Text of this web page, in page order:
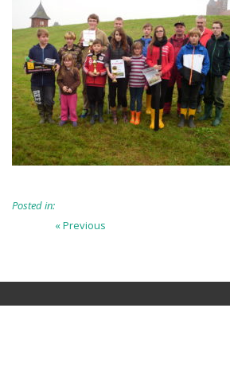
Posted in:
Beitragsnavigation
« Previous